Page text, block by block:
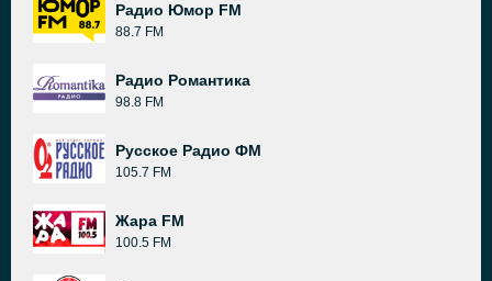
Радио Юмор FM
88.7 FM
Радио Романтика
98.8 FM
Русское Радио ФМ
105.7 FM
Жара FM
100.5 FM